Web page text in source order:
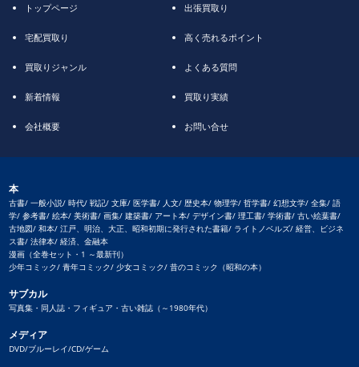
トップページ 出張買取り
宅配買取り 高く売れるポイント
買取りジャンル よくある質問
新着情報 買取り実績
会社概要 お問い合せ
本
古書/ 一般小説/ 時代/ 戦記/ 文庫/ 医学書/ 人文/ 歴史本/ 物理学/ 哲学書/ 幻想文学/ 全集/ 語
学/ 参考書/ 絵本/ 美術書/ 画集/ 建築書/ アート本/ デザイン書/ 理工書/ 学術書/ 古い絵葉書/
古地図/ 和本/ 江戸、明治、大正、昭和初期に発行された書籍/ ライトノベルズ/ 経営、ビジネ
ス書/ 法律本/ 経済、金融本
漫画（全巻セット・1 ～最新刊）
少年コミック/ 青年コミック/ 少女コミック/ 昔のコミック（昭和の本）
サブカル
写真集・同人誌・フィギュア・古い雑誌（～1980年代）
メディア
DVD/ブルーレイ/CD/ゲーム